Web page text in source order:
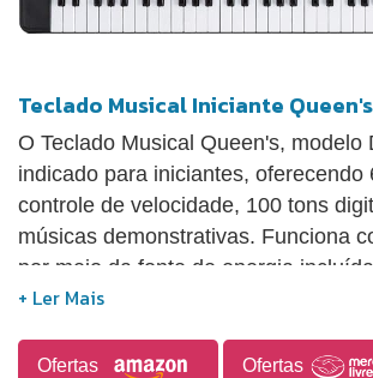
Teclado Musical Iniciante
O Teclado Musical Queen's, modelo
indicado para iniciantes, oferecendo
controle de velocidade, 100 tons
músicas demonstrativas. Funciona
por meio da fonte de energia
acompanha um microfone. Suas
altura.
Ofertas Ofertas